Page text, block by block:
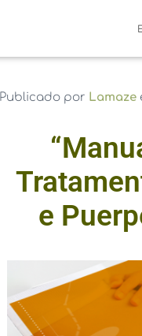
Publicado por Lamaze
e